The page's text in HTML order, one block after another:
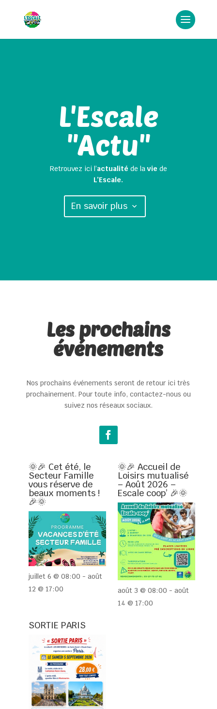
L'Escale
"Actu"
Retrouvez ici l’actualité de lavie de
L’Escale.
En savoir plus
Les prochains
événements
Nos prochains événements seront de retour ici très
prochainement. Pour toute info, contactez-nous ou
suivez nos réseaux sociaux.
🌞🎉 Cet été, le
Secteur Famille
vous réserve de
beaux moments !
🎉🌞
juillet 6 @ 08:00 - août
12 @ 17:00
🌞🎉 Accueil de
Loisirs mutualisé
– Août 2026 –
Escale coop’ 🎉🌞
août 3 @ 08:00 - août
14 @ 17:00
SORTIE PARIS